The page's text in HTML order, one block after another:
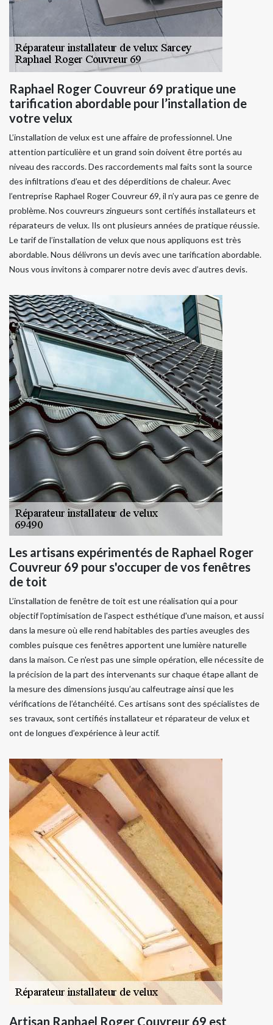
Raphael Roger Couvreur 69 pratique une
tarification abordable pour l’installation de
votre velux
L’installation de velux est une affaire de professionnel. Une
attention particulière et un grand soin doivent être portés au
niveau des raccords. Des raccordements mal faits sont la source
des infiltrations d’eau et des déperditions de chaleur. Avec
l’entreprise Raphael Roger Couvreur 69, il n’y aura pas ce genre de
problème. Nos couvreurs zingueurs sont certifiés installateurs et
réparateurs de velux. Ils ont plusieurs années de pratique réussie.
Le tarif de l’installation de velux que nous appliquons est très
abordable. Nous délivrons un devis avec une tarification abordable.
Nous vous invitons à comparer notre devis avec d’autres devis.
Les artisans expérimentés de Raphael Roger
Couvreur 69 pour s'occuper de vos fenêtres
de toit
L’installation de fenêtre de toit est une réalisation qui a pour
objectif l'optimisation de l'aspect esthétique d'une maison, et aussi
dans la mesure où elle rend habitables des parties aveugles des
combles puisque ces fenêtres apportent une lumière naturelle
dans la maison. Ce n'est pas une simple opération, elle nécessite de
la précision de la part des intervenants sur chaque étape allant de
la mesure des dimensions jusqu’au calfeutrage ainsi que les
vérifications de l’étanchéité. Ces artisans sont des spécialistes de
ses travaux, sont certifiés installateur et réparateur de velux et
ont de longues d’expérience à leur actif.
Artisan Raphael Roger Couvreur 69 est